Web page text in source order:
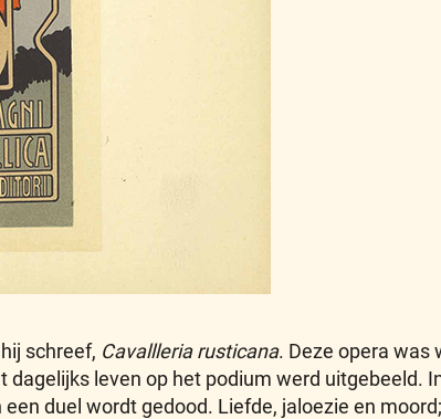
schreef, Cavallleria rusticana. Deze opera was
leven op het podium werd uitgebeeld.
duel wordt gedood. Liefde, jaloezie en